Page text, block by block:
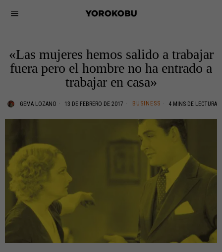
«Las mujeres hemos salido a trabajar
fuera pero el hombre no ha entrado a
trabajar en casa»
GEMA LOZANO 13 DE FEBRERO DE 2017 BUSINESS 4 MINS DE LECTURA